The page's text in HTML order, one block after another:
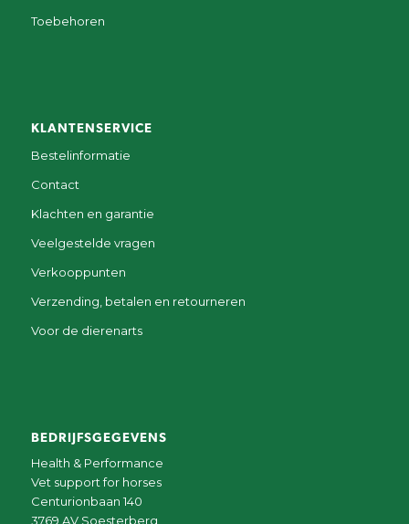
Toebehoren
KLANTENSERVICE
Bestelinformatie
Contact
Klachten en garantie
Veelgestelde vragen
Verkooppunten
Verzending, betalen en retourneren
Voor de dierenarts
BEDRIJFSGEGEVENS
Health & Performance
Vet support for horses
Centurionbaan 140
3769 AV Soesterberg